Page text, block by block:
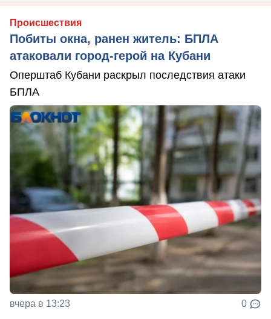
Происшествия
Побиты окна, ранен житель: БПЛА
атаковали город-герой на Кубани
Оперштаб Кубани раскрыл последствия атаки
БПЛА
вчера в 13:23 0